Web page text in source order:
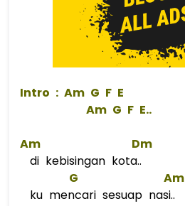
Intro : Am G F E
Am G F E..
Am
Dm
di kebisingan kota..
G
Am
ku mencari sesuap nasi..